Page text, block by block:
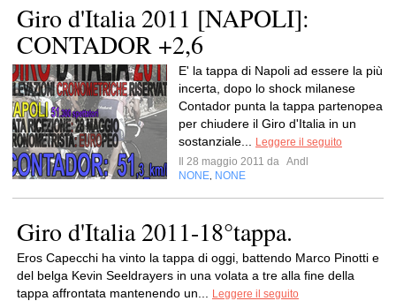
Giro d'Italia 2011 [NAPOLI]:
CONTADOR +2,6
E' la tappa di Napoli ad essere la più
incerta, dopo lo shock milanese
Contador punta la tappa partenopea
per chiudere il Giro d'Italia in un
sostanziale...
Leggere il seguito
Il 28 maggio 2011 da Andl
NONE NONE
Giro d'Italia 2011-18°tappa.
Eros Capecchi ha vinto la tappa di oggi, battendo Marco Pinotti e
del belga Kevin Seeldrayers in una volata a tre alla fine della
tappa affrontata mantenendo un...
Leggere il seguito